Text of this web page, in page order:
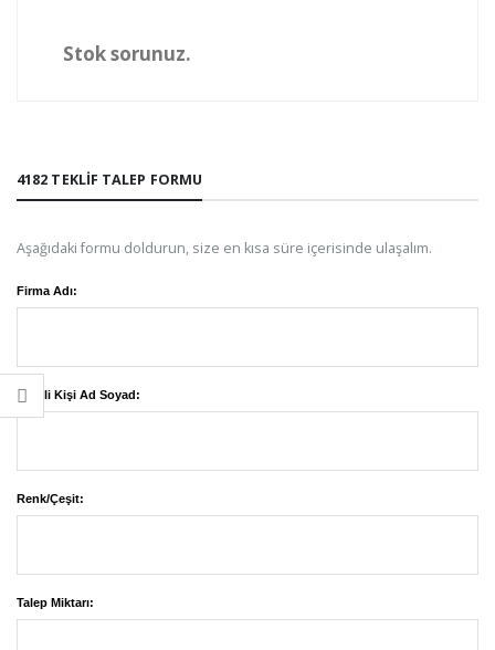
Stok sorunuz.
4182 TEKLIF TALEP FORMU
Aşağıdaki formu doldurun, size en kısa süre içerisinde ulaşalım.
Firma Adı:
Yetkili Kişi Ad Soyad:
Renk/Çeşit:
Talep Miktarı: